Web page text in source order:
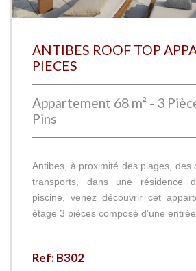
ANTIBES ROOF TOP
PIECES
Appartement 68 m² - 3
Pins
Antibes, à proximité des plages, des
transports, dans une résidence
piscine, venez découvrir cet
étage 3 pièces composé d'une
Ref: B302